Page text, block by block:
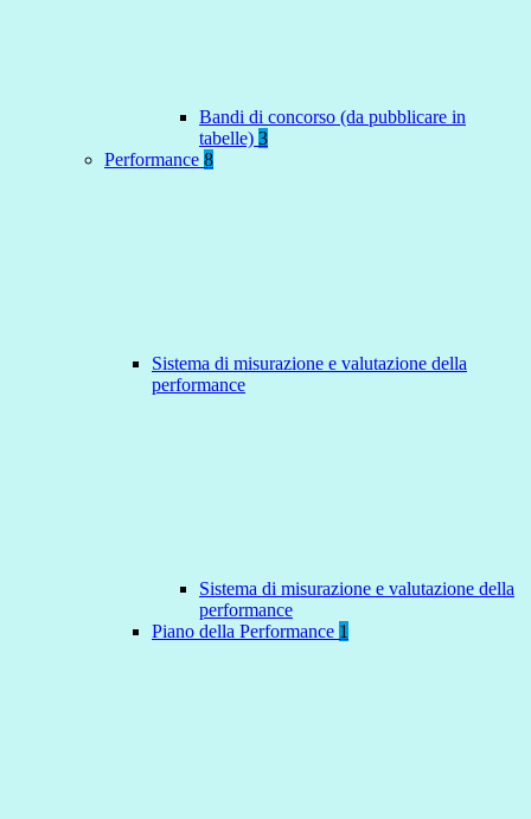
Bandi di concorso (da pubblicare in
tabelle) 3
Performance 8
Sistema di misurazione e valutazione della
performance
Sistema di misurazione e valutazione della
performance
Piano della Performance 1